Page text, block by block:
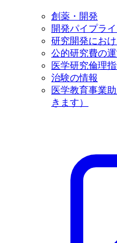
創薬・開発
開発パイプラ
研究開発にお
公的研究費の
医学研究倫理
治験の情報
医学教育事業
きます）